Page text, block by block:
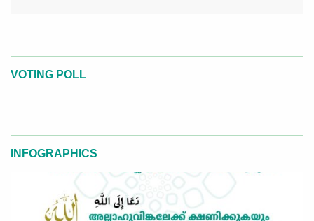
VOTING POLL
INFOGRAPHICS